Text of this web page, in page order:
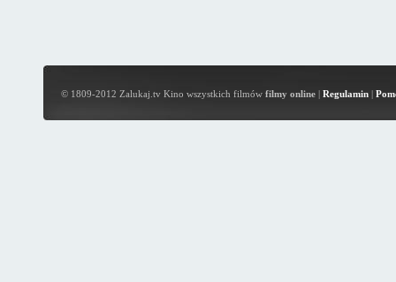
© 1809-2012 Zalukaj.tv Kino wszystkich filmów filmy online| Regulamin|